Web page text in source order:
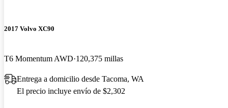
2017 Volvo XC90
T6 Momentum AWD 120,375 millas
Entrega a domicilio desde Tacoma, WA
El precio incluye envío de $2,302